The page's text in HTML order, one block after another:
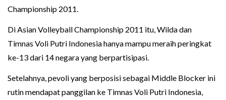
Championship 2011.
Di Asian Volleyball Championship 2011 itu, Wilda dan
Timnas Voli Putri Indonesia hanya mampu meraih peringkat
ke-13 dari 14 negara yang berpartisipasi.
Setelahnya, pevoli yang berposisi sebagai Middle Blocker ini
rutin mendapat panggilan ke Timnas Voli Putri Indonesia,